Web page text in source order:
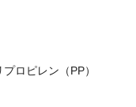
ロピレン（PP）